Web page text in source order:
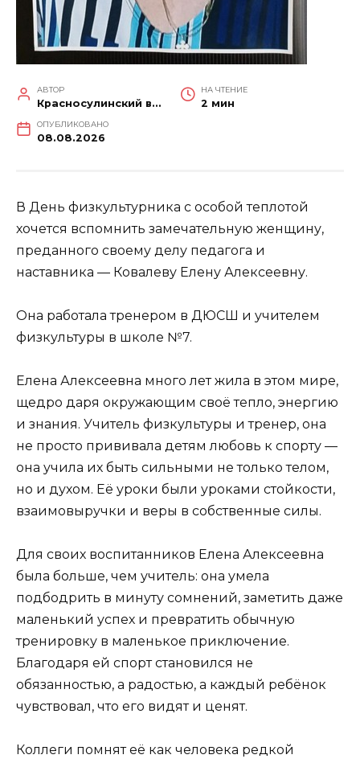
АВТОР
Красносулинский вестник
НА ЧТЕНИЕ
2 мин
ОПУБЛИКОВАНО
08.08.2026
В День физкультурника с особой теплотой
хочется вспомнить замечательную женщину,
преданного своему делу педагога и
наставника — Ковалеву Елену Алексеевну.
Она работала тренером в ДЮСШ и учителем
физкультуры в школе №7.
Елена Алексеевна много лет жила в этом мире,
щедро даря окружающим своё тепло, энергию
и знания. Учитель физкультуры и тренер, она
не просто прививала детям любовь к спорту —
она учила их быть сильными не только телом,
но и духом. Её уроки были уроками стойкости,
взаимовыручки и веры в собственные силы.
Для своих воспитанников Елена Алексеевна
была больше, чем учитель: она умела
подбодрить в минуту сомнений, заметить даже
маленький успех и превратить обычную
тренировку в маленькое приключение.
Благодаря ей спорт становился не
обязанностью, а радостью, а каждый ребёнок
чувствовал, что его видят и ценят.
Коллеги помнят её как человека редкой